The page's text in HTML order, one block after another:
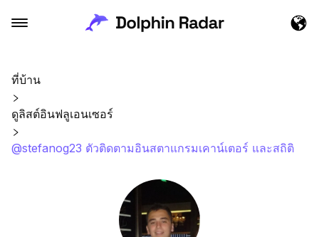
ที่บ้าน
ดูลิสต์อินฟลูเอนเซอร์
@stefanog23 ตัวติดตามอินสตาแกรมเคาน์เตอร์ และสถิติ